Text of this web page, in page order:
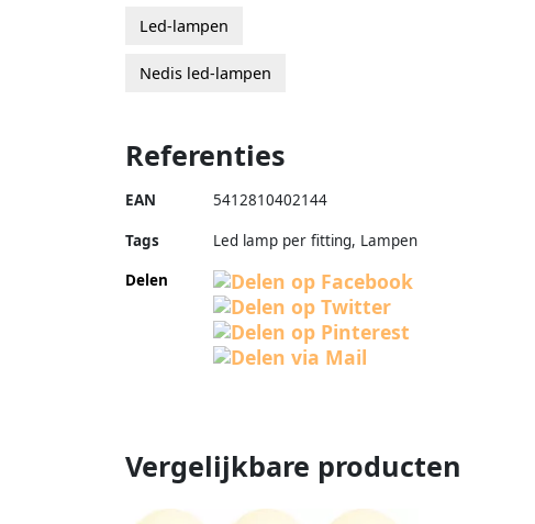
Led-lampen
Nedis led-lampen
Referenties
EAN 5412810402144
Tags
Led lamp per fitting, Lampen
Delen
Vergelijkbare producten